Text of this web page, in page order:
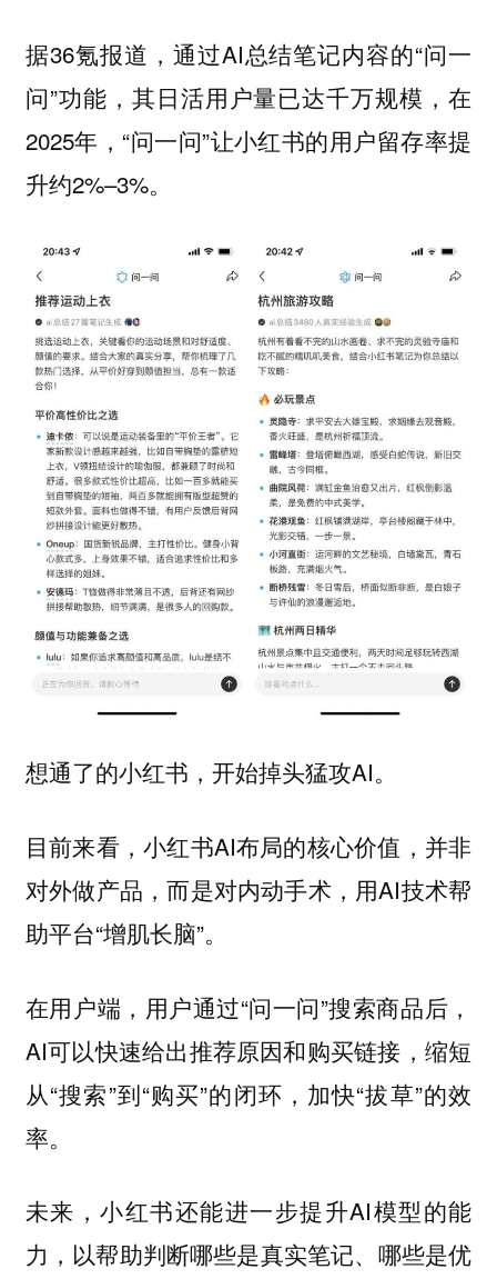
据36氪报道，通过AI总结笔记内容的“问一
问”功能，其日活用户量已达千万规模，在
2025年，“问一问”让小红书的用户留存率提
升约2%–3%。
想通了的小红书，开始掉头猛攻AI。
目前来看，小红书AI布局的核心价值，并非
对外做产品，而是对内动手术，用AI技术帮
助平台“增肌长脑”。
在用户端，用户通过“问一问”搜索商品后，
AI可以快速给出推荐原因和购买链接，缩短
从“搜索”到“购买”的闭环，加快“拔草”的效
率。
未来，小红书还能进一步提升AI模型的能
力，以帮助判断哪些是真实笔记、哪些是优